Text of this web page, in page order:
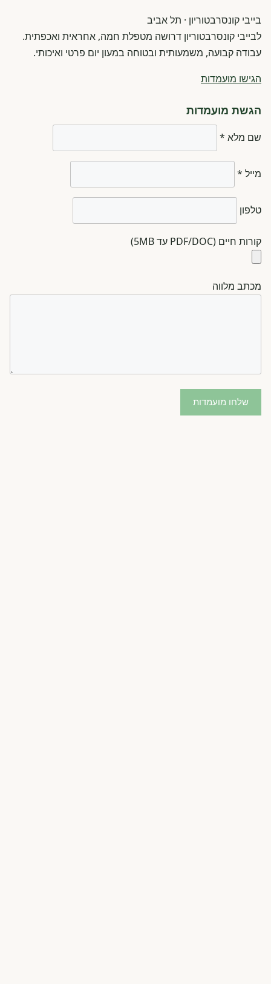
בייבי קונסרבטוריון · תל אביב
לבייבי קונסרבטוריון דרושה מטפלת חמה, אחראית ואכפתית.
עבודה קבועה, משמעותית ובטוחה במעון יום פרטי ואיכותי.
הגישו מועמדות
הגשת מועמדות
שם מלא *
מייל *
טלפון
קורות חיים (PDF/DOC עד 5MB)
מכתב מלווה
שלחו מועמדות